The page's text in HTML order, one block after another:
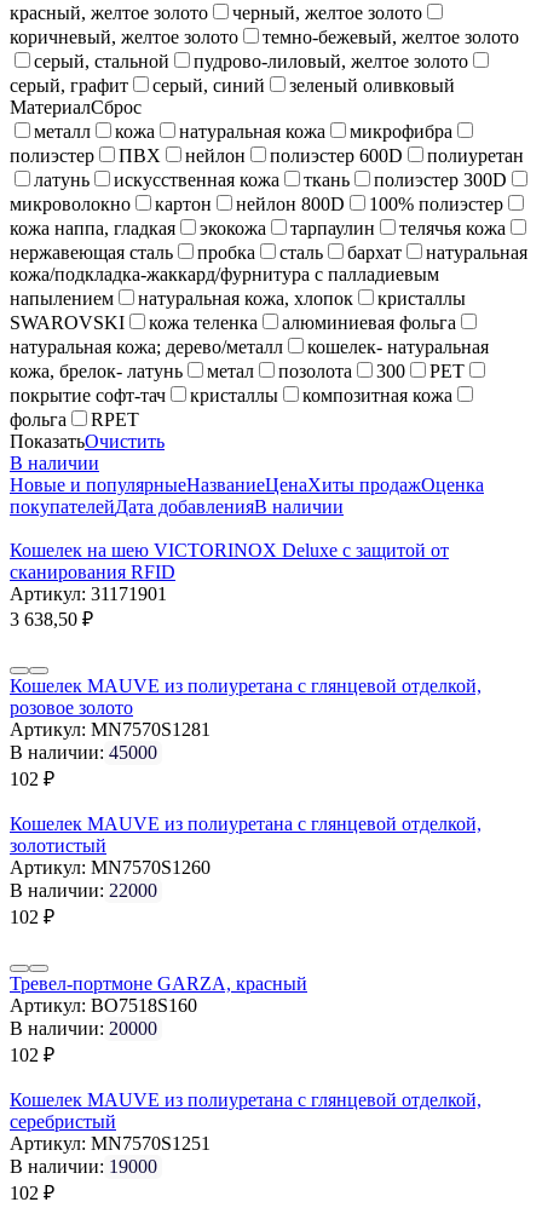
красный, желтое золото
черный, желтое золото
коричневый, желтое золото
темно-бежевый, желтое золото
серый, стальной
пудрово-лиловый, желтое золото
серый, графит
серый, синий
зеленый оливковый
МатериалСброс
металл
кожа натуральная кожа
микрофибра
полиэстер
ПВХ нейлон полиэстер 600D
полиуретан
латунь
искусственная кожа ткань
полиэстер 300D
микроволокно
картон нейлон 800D
100% полиэстер
кожа наппа, гладкая
экокожа тарпаулин
телячья кожа
нержавеющая сталь
пробка сталь бархат
натуральная
кожа/подкладка-жаккард/фурнитура с палладиевым
напылением
натуральная кожа, хлопок
кристаллы
SWAROVSKI
кожа теленка
алюминиевая фольга
натуральная кожа; дерево/металл
кошелек- натуральная
кожа, брелок- латунь
метал позолота 300
PET
покрытие софт-тач
кристаллы
композитная кожа
фольга
RPET
ПоказатьОчистить
В наличии
Новые и популярныеНазваниеЦенаХиты продажОценка
покупателейДата добавленияВ наличии
Кошелек на шею VICTORINOX Deluxe с защитой от
сканирования RFID
Артикул: 31171901
3 638,50 ₽
Кошелек MAUVE из полиуретана с глянцевой отделкой,
розовое золото
Артикул: MN7570S1281
В наличии: 45000
102 ₽
Кошелек MAUVE из полиуретана с глянцевой отделкой,
золотистый
Артикул: MN7570S1260
В наличии: 22000
102 ₽
Тревел-портмоне GARZA, красный
Артикул: BO7518S160
В наличии: 20000
102 ₽
Кошелек MAUVE из полиуретана с глянцевой отделкой,
серебристый
Артикул: MN7570S1251
В наличии: 19000
102 ₽